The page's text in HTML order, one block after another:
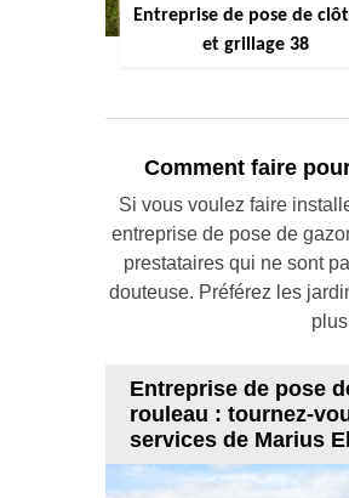
Entreprise de pose de
et grillage 38
Comment faire
Si vous voulez faire
entreprise de pose de
prestataires qui ne sont
douteuse. Préférez les
Entreprise de pose
rouleau : tournez-
services de Marius